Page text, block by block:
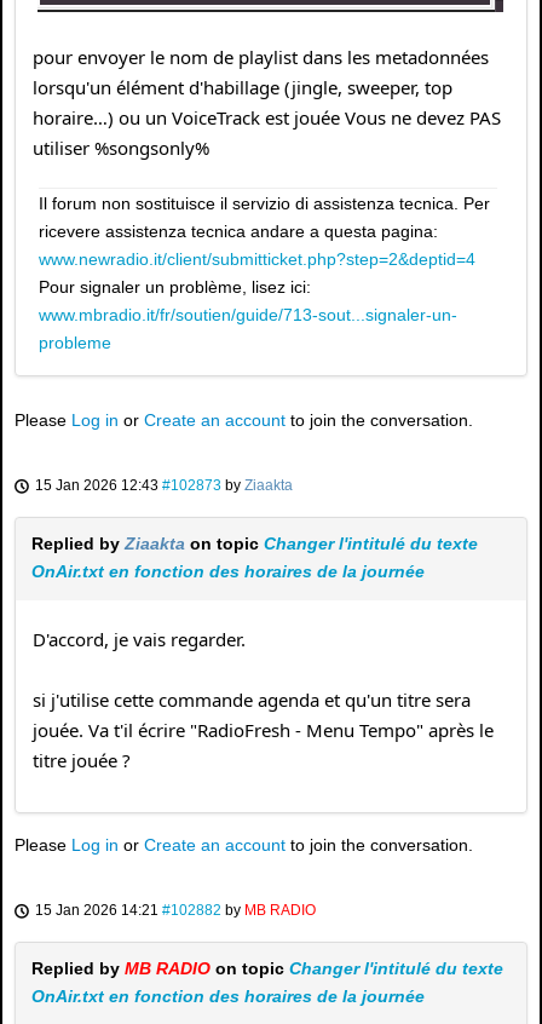
pour envoyer le nom de playlist dans les metadonnées
lorsqu'un élément d'habillage (jingle, sweeper, top
horaire…) ou un VoiceTrack est jouée Vous ne devez PAS
utiliser %songsonly%
Il forum non sostituisce il servizio di assistenza tecnica. Per
ricevere assistenza tecnica andare a questa pagina:
www.newradio.it/client/submitticket.php?step=2&deptid=4
Pour signaler un problème, lisez ici:
www.mbradio.it/fr/soutien/guide/713-sout...signaler-un-
probleme
Please Log in or Create an account to join the conversation.
15 Jan 2026 12:43 #102873 by Ziaakta
Replied by Ziaakta on topic Changer l'intitulé du texte
OnAir.txt en fonction des horaires de la journée
D'accord, je vais regarder.
si j'utilise cette commande agenda et qu'un titre sera
jouée. Va t'il écrire "RadioFresh - Menu Tempo" après le
titre jouée ?
Please Log in or Create an account to join the conversation.
15 Jan 2026 14:21 #102882 by MB RADIO
Replied by MB RADIO on topic Changer l'intitulé du texte
OnAir.txt en fonction des horaires de la journée